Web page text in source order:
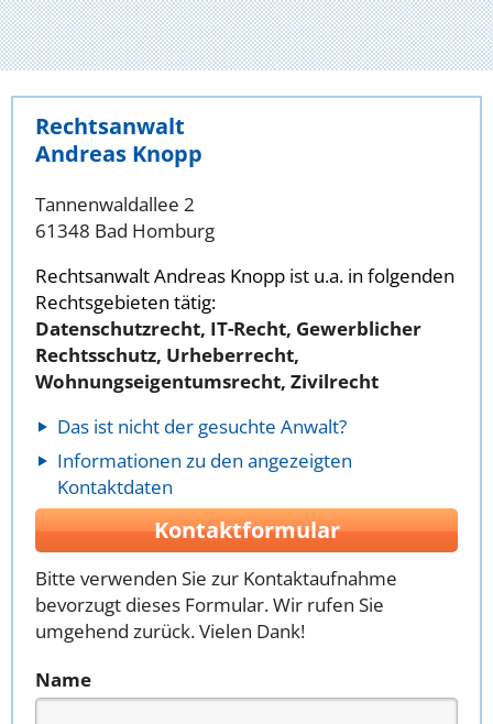
Rechtsanwalt
Andreas Knopp
Tannenwaldallee 2
61348 Bad Homburg
Rechtsanwalt Andreas Knopp ist u.a. in folgenden
Rechtsgebieten tätig:
Datenschutzrecht, IT-Recht, Gewerblicher
Rechtsschutz, Urheberrecht,
Wohnungseigentumsrecht, Zivilrecht
Das ist nicht der gesuchte Anwalt?
Informationen zu den angezeigten
Kontaktdaten
Kontaktformular
Bitte verwenden Sie zur Kontaktaufnahme
bevorzugt dieses Formular. Wir rufen Sie
umgehend zurück. Vielen Dank!
Name